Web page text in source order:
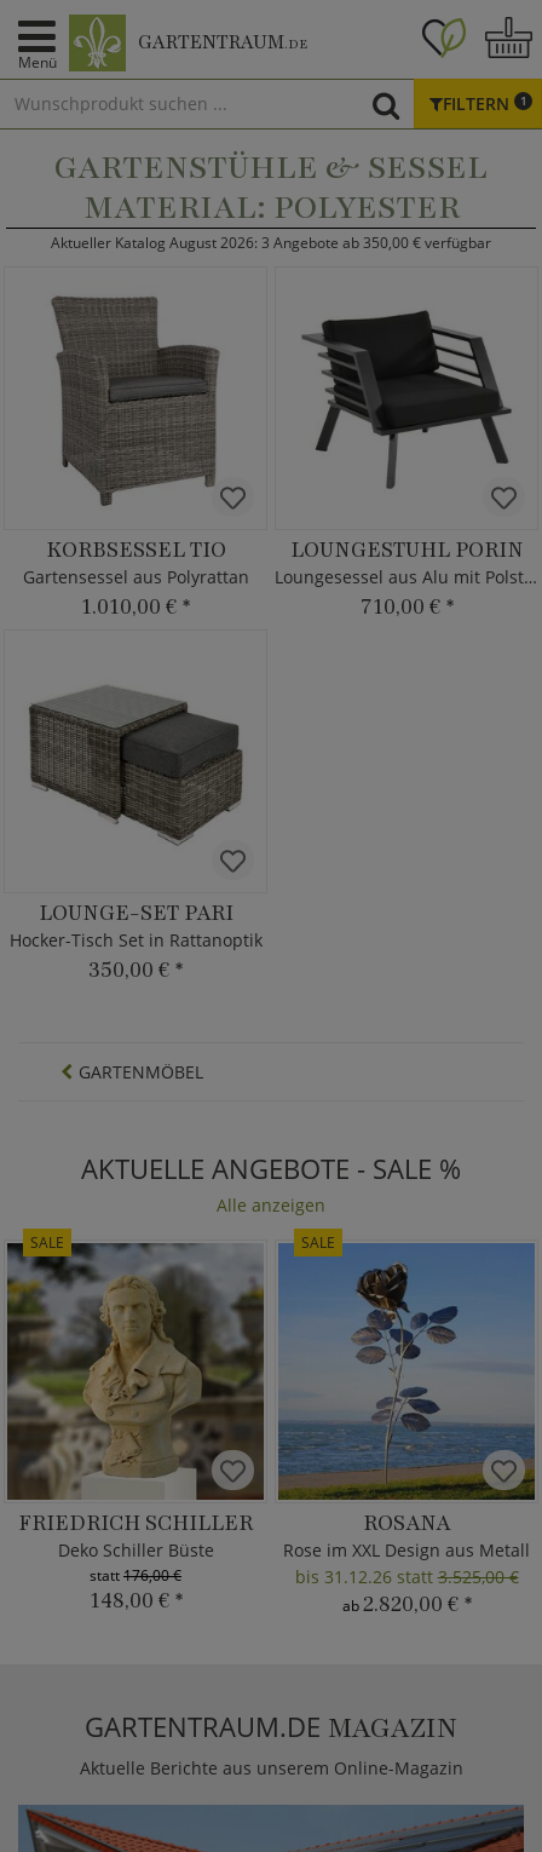
Menü
GARTENTRAUM.DE
FILTERN 1
GARTENSTÜHLE & SESSEL
MATERIAL: POLYESTER
Aktueller Katalog August 2026: 3 Angebote ab 350,00 € verfügbar
KORBSESSEL TIO
Gartensessel aus Polyrattan
1.010,00 € *
LOUNGESTUHL PORIN
Loungesessel aus Alu mit Polster
710,00 € *
LOUNGE-SET PARI
Hocker-Tisch Set in Rattanoptik
350,00 € *
GARTENMÖBEL
AKTUELLE ANGEBOTE - SALE %
Alle anzeigen
SALE
FRIEDRICH SCHILLER
Deko Schiller Büste
statt176,00 €
148,00 € *
SALE
ROSANA
Rose im XXL Design aus Metall
bis 31.12.26 statt3.525,00 €
ab2.820,00 € *
GARTENTRAUM.DE MAGAZIN
Aktuelle Berichte aus unserem Online-Magazin